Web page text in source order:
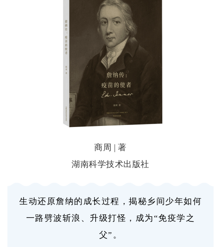
商周 | 著
湖南科学技术出版社
生动还原詹纳的成长过程，揭秘乡间少年如何
一路劈波斩浪、升级打怪，成为“免疫学之
父”。